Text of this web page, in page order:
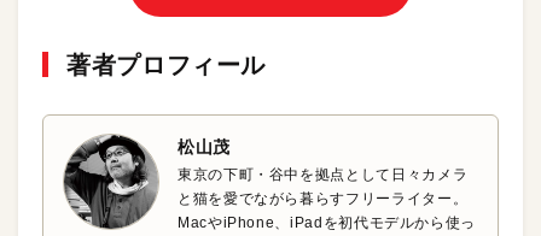
著者プロフィール
松山茂
東京の下町・谷中を拠点として日々カメラ
と猫を愛でながら暮らすフリーライター。
MacやiPhone、iPadを初代モデルから使っ